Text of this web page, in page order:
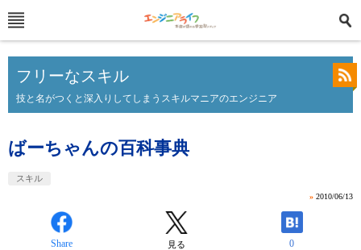
フリーなスキル
技と名がつくと深入りしてしまうスキルマニアのエンジニア
ばーちゃんの百科事典
スキル
» 2010/06/13
Share 見る 0